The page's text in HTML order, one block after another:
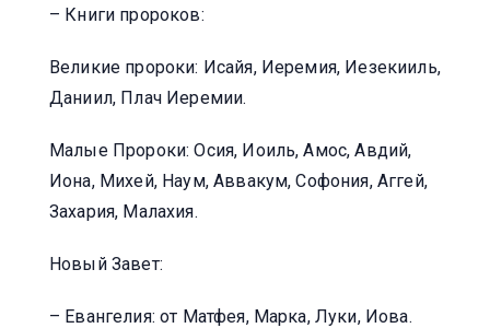
– Книги пророков:
Великие пророки: Исайя, Иеремия, Иезекииль,
Даниил, Плач Иеремии.
Малые Пророки: Осия, Иоиль, Амос, Авдий,
Иона, Михей, Наум, Аввакум, Софония, Аггей,
Захария, Малахия.
Новый Завет:
– Евангелия: от Матфея, Марка, Луки, Иова.